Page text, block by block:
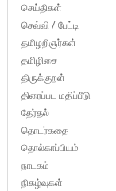
செய்திகள்
செவ்வி / பேட்டி
தமிழறிஞர்கள்
தமிழிசை
திருக்குறள்
திரைப்பட மதிப்பீடு
தேர்தல்
தொடர்கதை
தொல்காப்பியம்
நாடகம்
நிகழ்வுகள்